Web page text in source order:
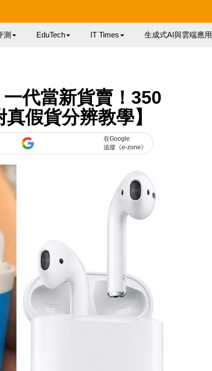
測 EduTech IT Times 生成式AI與雲端應用
代當新貨賣！350
假貨分辨教學】
在Google
追蹤《e-zone》